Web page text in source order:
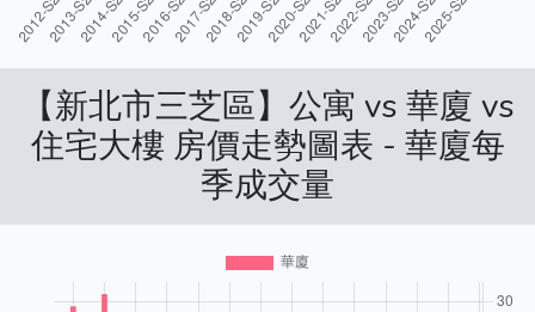
【新北市三芝區】公寓 vs 華廈 vs
住宅大樓 房價走勢圖表 - 華廈每
季成交量